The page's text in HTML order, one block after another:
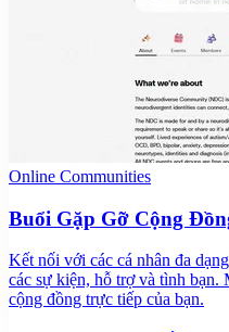
Online Communities
Buổi Gặp Gỡ Cộng
Kết nối với các cá nhân đa
các sự kiện, hỗ trợ và tình
cộng đồng trực tiếp của bạn.